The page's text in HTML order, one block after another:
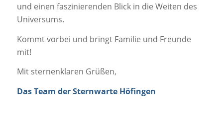
und einen faszinierenden Blick in die Weiten des
Universums.
Kommt vorbei und bringt Familie und Freunde
mit!
Mit sternenklaren Grüßen,
Das Team der Sternwarte Höfingen